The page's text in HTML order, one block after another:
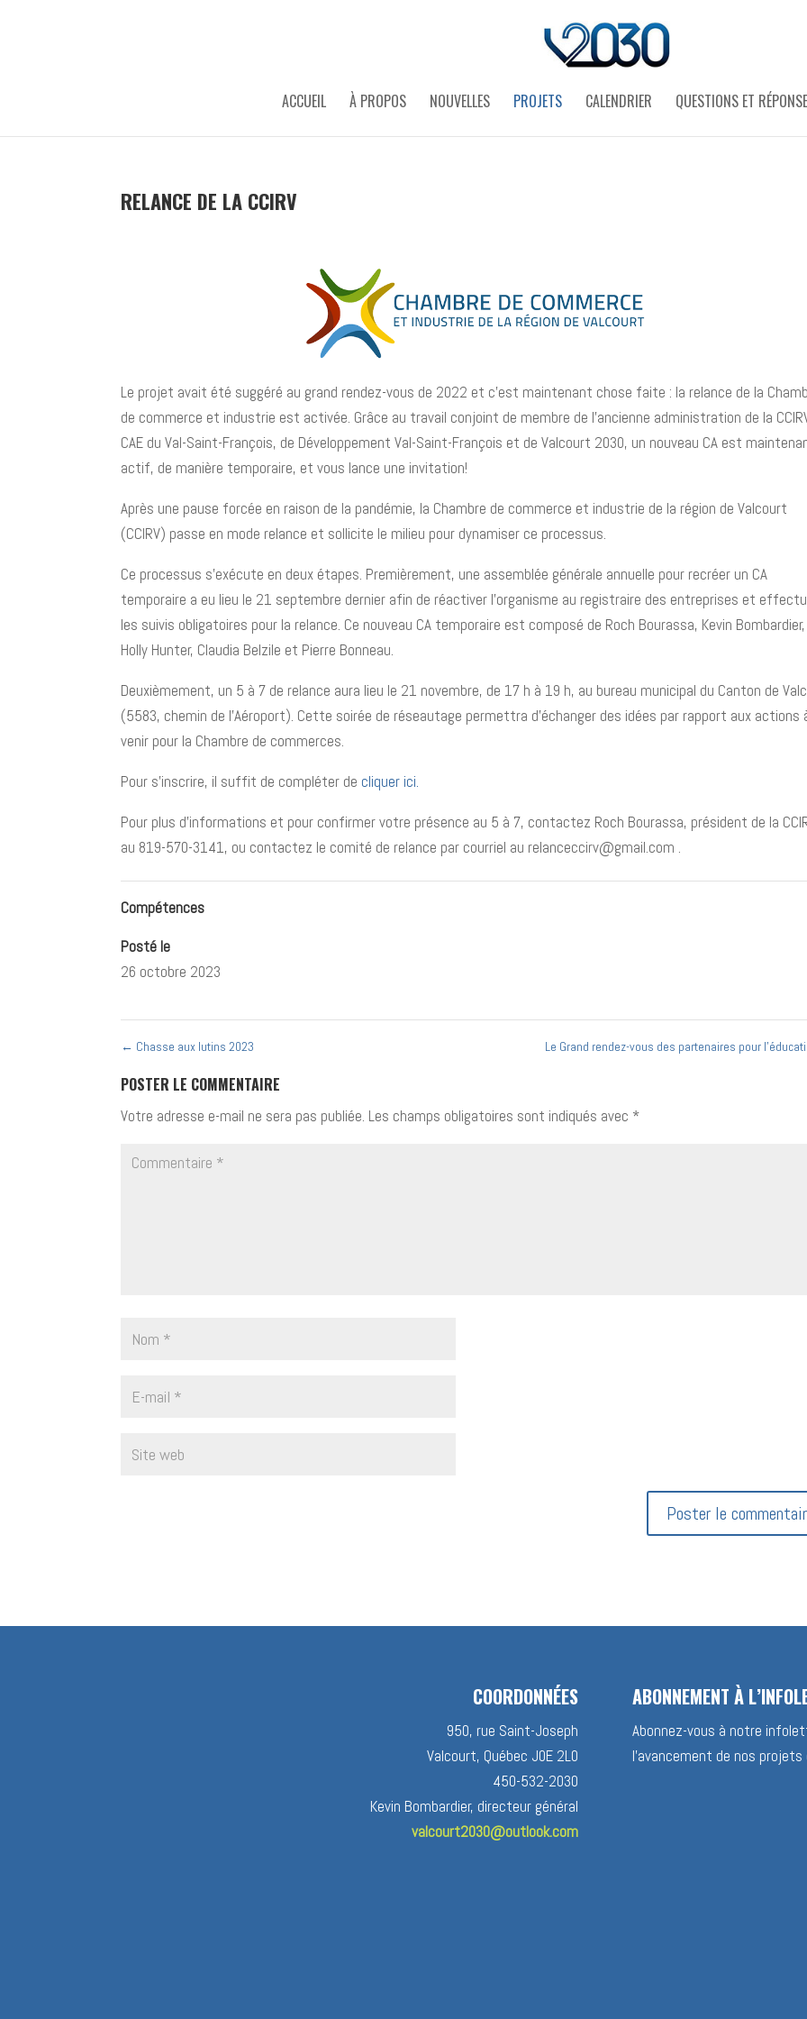
ACCUEIL À PROPOS NOUVELLES PROJETS CALENDRIER QUESTIONS ET
RELANCE DE LA CCIRV
Le projet avait été suggéré au grand rendez-vous de 2022 et c’est maintenant chose faite : la relance de la
de commerce et industrie est activée. Grâce au travail conjoint de membre de l’ancienne administration de la
CAE du Val-Saint-François, de Développement Val-Saint-François et de Valcourt 2030, un nouveau CA est
actif, de manière temporaire, et vous lance une invitation!
Après une pause forcée en raison de la pandémie, la Chambre de commerce et industrie de la région de Valcourt
(CCIRV) passe en mode relance et sollicite le milieu pour dynamiser ce processus.
Ce processus s’exécute en deux étapes. Premièrement, une assemblée générale annuelle pour recréer un CA
temporaire a eu lieu le 21 septembre dernier afin de réactiver l’organisme au registraire des entreprises et
les suivis obligatoires pour la relance. Ce nouveau CA temporaire est composé de Roch Bourassa, Kevin Bombardier,
Holly Hunter, Claudia Belzile et Pierre Bonneau.
Deuxièmement, un 5 à 7 de relance aura lieu le 21 novembre, de 17 h à 19 h, au bureau municipal du Canton de
(5583, chemin de l’Aéroport). Cette soirée de réseautage permettra d’échanger des idées par rapport aux actions
venir pour la Chambre de commerces.
Pour s’inscrire, il suffit de compléter de cliquer ici.
Pour plus d’informations et pour confirmer votre présence au 5 à 7, contactez Roch Bourassa, président de la
au 819-570-3141, ou contactez le comité de relance par courriel au relanceccirv@gmail.com .
Compétences
Posté le
26 octobre 2023
← Chasse aux lutins 2023 Le Grand rendez-vous des partenaires pour
POSTER LE COMMENTAIRE
Votre adresse e-mail ne sera pas publiée. Les champs obligatoires sont indiqués avec *
COORDONNÉES
950, rue Saint-Joseph
Valcourt, Québec J0E 2L0
450-532-2030
Kevin Bombardier, directeur général
valcourt2030@outlook.com
ABONNEMENT À
Abonnez-vous à notre
l’avancement de nos